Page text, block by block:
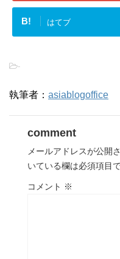
B! はてブ
-
執筆者： asiablogoffice
comment
メールアドレスが公開
いている欄は必須項目
コメント ※